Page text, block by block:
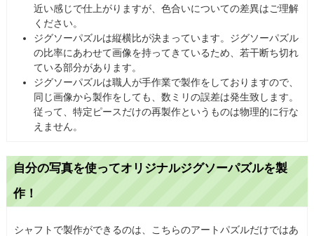
近い感じで仕上がりますが、色合いについての差異はご理解
ください。
ジグソーパズルは縦横比が決まっています。ジグソーパズル
の比率にあわせて画像を持ってきているため、若干断ち切れ
ている部分があります。
ジグソーパズルは職人が手作業で製作をしておりますので、
同じ画像から製作をしても、数ミリの誤差は発生致します。
従って、特定ピースだけの再製作というものは物理的に行な
えません。
自分の写真を使ってオリジナルジグソーパズルを製
作！
シャフトで製作ができるのは、こちらのアートパズルだけではあ